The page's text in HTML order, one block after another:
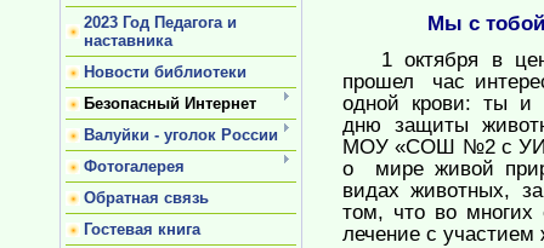
2023 Год Педагога и
наставника
Новости библиотеки
Безопасный Интернет
Валуйки - уголок России
Фотогалерея
Обратная связь
Гостевая книга
Мы с
1 октября в
прошел час
одной крови: ты и
дню защиты
МОУ «СОШ №2 с
о мире живой
видах животных,
том, что во многих
лечение с участием